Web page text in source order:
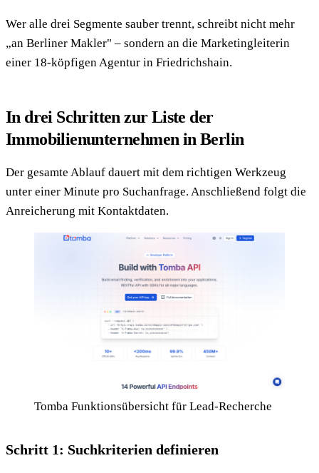
Wer alle drei Segmente sauber trennt, schreibt nicht mehr
„an Berliner Makler" – sondern an die Marketingleiterin
einer 18-köpfigen Agentur in Friedrichshain.
In drei Schritten zur Liste der
Immobilienunternehmen in Berlin
Der gesamte Ablauf dauert mit dem richtigen Werkzeug
unter einer Minute pro Suchanfrage. Anschließend folgt die
Anreicherung mit Kontaktdaten.
Tomba Funktionsübersicht für Lead-Recherche
Schritt 1: Suchkriterien definieren